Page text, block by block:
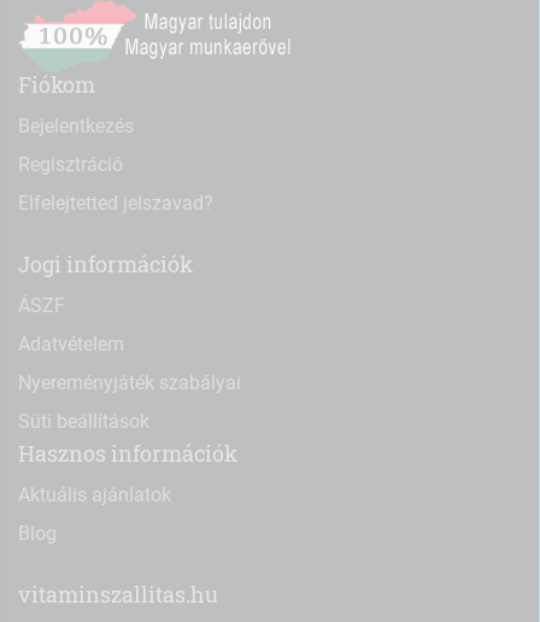
Fiókom
Bejelentkezés
Regisztráció
Elfelejtetted jelszavad?
Jogi információk
ÁSZF
Adatvételem
Nyereményjáték szabályai
Süti beállítások
Hasznos információk
Aktuális ajánlatok
Blog
vitaminszallitas.hu